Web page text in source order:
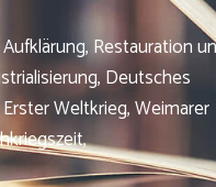
Restauration
Deutsches
Weltkrieg, Weimarer